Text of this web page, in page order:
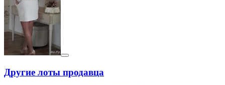
Другие лоты продавца